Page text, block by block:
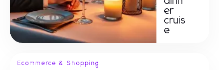
er
cruis
e
Ecommerce & Shopping